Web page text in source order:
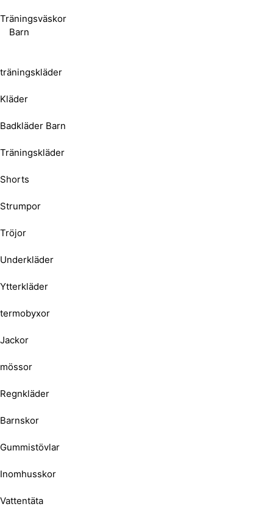
Träningsväskor
Barn
träningskläder
Kläder
Badkläder Barn
Träningskläder
Shorts
Strumpor
Tröjor
Underkläder
Ytterkläder
termobyxor
Jackor
mössor
Regnkläder
Barnskor
Gummistövlar
Inomhusskor
Vattentäta